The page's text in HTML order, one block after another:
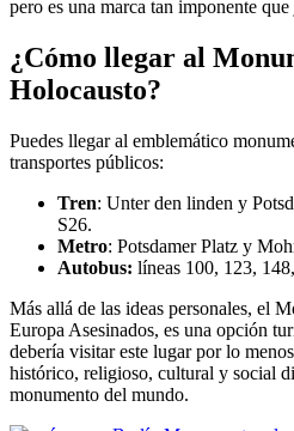
pero es una marca tan imponente
¿Cómo llegar al
Holocausto?
Puedes llegar al emblemático
transportes públicos:
Tren: Unter den linden y
S26.
Metro: Potsdamer Platz y
Autobus: líneas 100, 123,
Más allá de las ideas personales, el
Europa Asesinados, es una opción
debería visitar este lugar por lo
histórico, religioso, cultural y social
monumento del mundo.